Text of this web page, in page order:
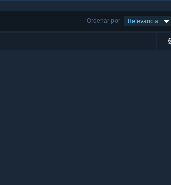
Ordenar por Relevancia